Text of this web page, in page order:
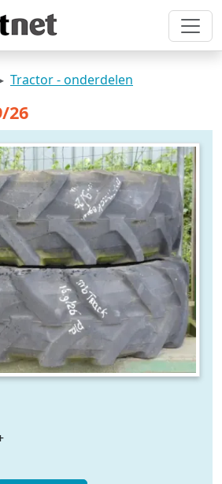
Tractor - onderdelen
26